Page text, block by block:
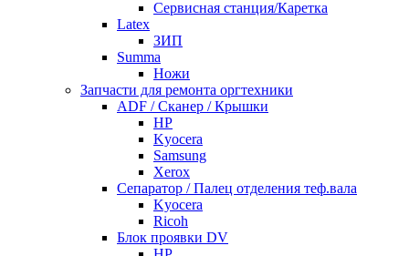
Сервисная станция/Каретка
Latex
ЗИП
Summa
Ножи
Запчасти для ремонта оргтехники
ADF / Сканер / Крышки
HP
Kyocera
Samsung
Xerox
Cепаратор / Палец отделения теф.вала
Kyocera
Ricoh
Блок проявки DV